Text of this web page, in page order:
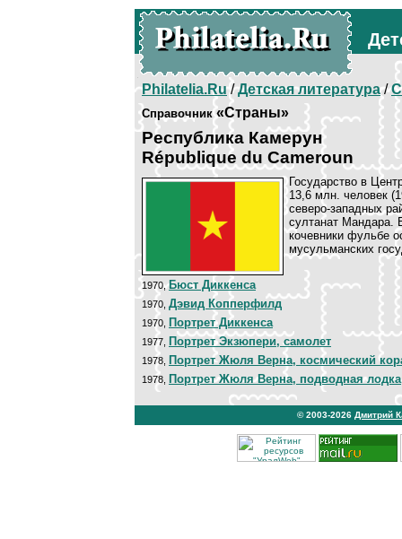
Philatelia.Ru/Детская литература/
Справочник«Страны»
Республика Камерун
République du Cameroun
Государство в
13,6 млн. человек
северо-западных
султанат Мандара.
кочевники фульбе
мусульманских
1970,Бюст Диккенса
1970, Дэвид Копперфилд
1970, Портрет Диккенса
1977, Портрет Экзюпери, самолет
1978, Портрет Жюля Верна, космический
1978, Портрет Жюля Верна, подводная лодка
© 2003-2026 Дмитрий